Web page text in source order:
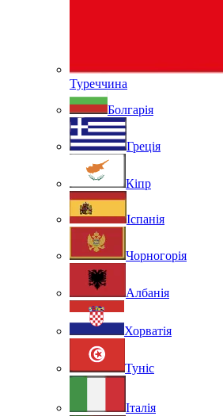
Туреччина
Болгарія
Греція
Кіпр
Іспанія
Чорногорія
Албанія
Хорватія
Туніс
Італія